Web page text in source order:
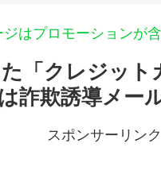
ジはプロモーションが
「クレジット
詐欺誘導メー
スポンサーリンク